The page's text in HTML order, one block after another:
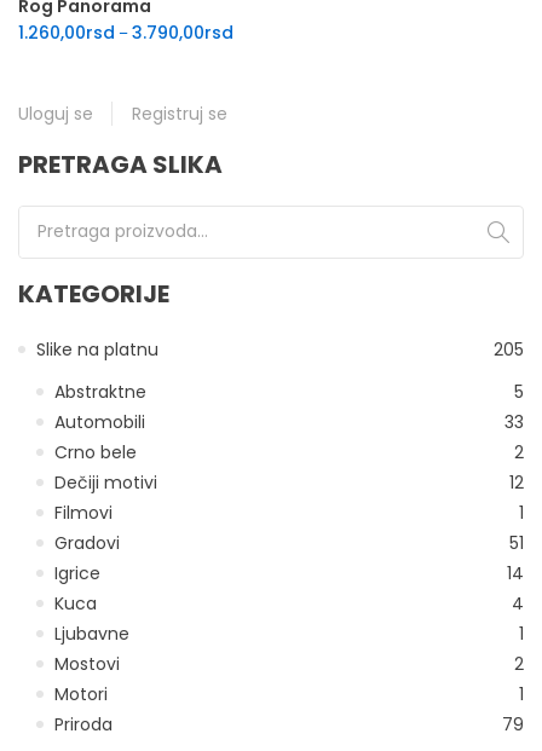
Rog Panorama
1.260,00rsd –3.790,00rsd
Uloguj se Registruj se
PRETRAGA SLIKA
Pretraga za:
KATEGORIJE
Slike na platnu
205
Abstraktne
5
Automobili
33
Crno bele
2
Dečiji motivi
12
Filmovi
1
Gradovi
51
Igrice
14
Kuca
4
Ljubavne
1
Mostovi
2
Motori
1
Priroda
79